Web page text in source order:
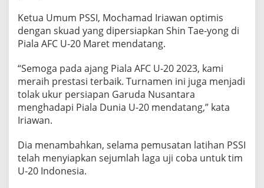
P
E
M
A
N
Ketua Umum PSSI, Mochamad Iriawan optimis
dengan skuad yang dipersiapkan Shin Tae-yong di
Piala AFC U-20 Maret mendatang.
“Semoga pada ajang Piala AFC U-20 2023, kami
meraih prestasi terbaik. Turnamen ini juga menjadi
tolak ukur persiapan Garuda Nusantara
menghadapi Piala Dunia U-20 mendatang,” kata
Iriawan.
Dia menambahkan, selama pemusatan latihan PSSI
telah menyiapkan sejumlah laga uji coba untuk tim
U-20 Indonesia.